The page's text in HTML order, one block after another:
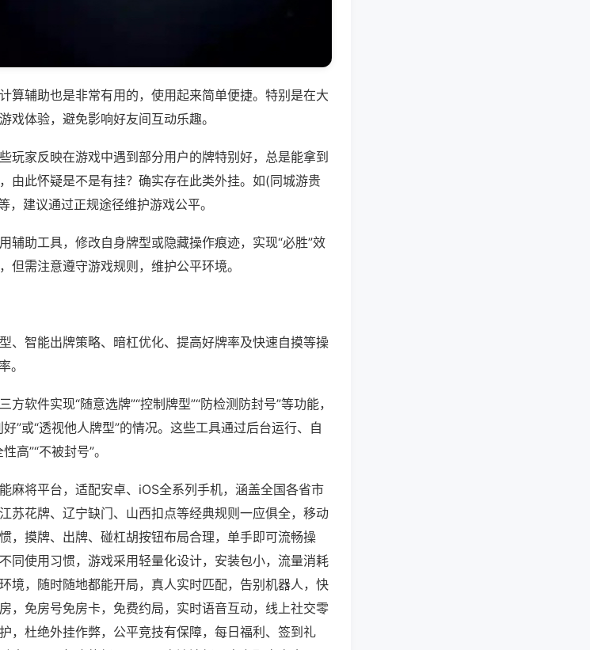
算辅助也是非常有用的，使用起来简单便捷。特别是在大
戏体验，避免影响好友间互动乐趣。
玩家反映在游戏中遇到部分用户的牌特别好，总是能拿到
由此怀疑是不是有挂？确实存在此类外挂。如(同城游贵
建议通过正规途径维护游戏公平。
辅助工具，修改自身牌型或隐藏操作痕迹，实现“必胜”效
但需注意遵守游戏规则，维护公平环境。
、智能出牌策略、暗杠优化、提高好牌率及快速自摸等操
。
软件实现“随意选牌”“控制牌型”“防检测防封号”等功能，
”或“透视他人牌型”的情况。这些工具通过后台运行、自
高”“不被封号”。
麻将平台，适配安卓、iOS全系列手机，涵盖全国各省市
苏花牌、辽宁缺门、山西扣点等经典规则一应俱全，移动
，摸牌、出牌、碰杠胡按钮布局合理，单手即可流畅操
同使用习惯，游戏采用轻量化设计，安装包小，流量消耗
境，随时随地都能开局，真人实时匹配，告别机器人，快
，免房号免房卡，免费约局，实时语音互动，线上社交零
，杜绝外挂作弊，公平竞技有保障，每日福利、签到礼